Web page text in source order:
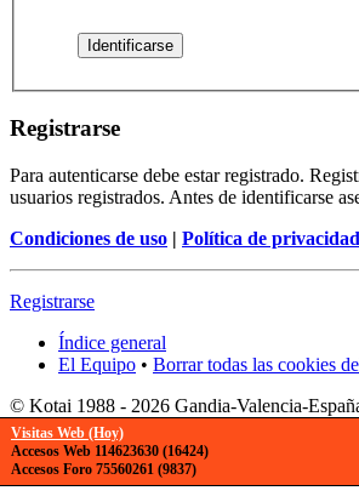
Registrarse
Para autenticarse debe estar registrado.
usuarios registrados. Antes de identificarse
Condiciones de uso | Política de privacidad
Registrarse
Índice general
El Equipo • Borrar todas las cookies
© Kotai 1988 - 2026 Gandia-Valencia-
Visitas Web (Hoy)
Accesos Web 114623630 (16424)
Accesos Foro 75560261 (9837)